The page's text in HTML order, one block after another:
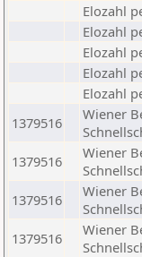
Elozahl
Elozahl
Elozahl
Elozahl
Elozahl
1379516
Wiener
1379516
Wiener
1379516
Wiener
1379516
Wiener